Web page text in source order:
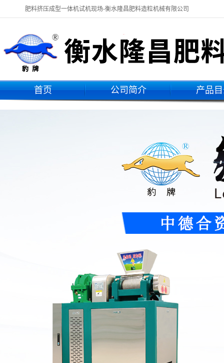
肥料挤压成型一体机试机现场-衡水隆昌肥料造粒机械有限公司
首页 公司简介 产品